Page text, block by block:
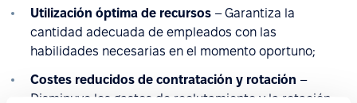
Utilización óptima de recursos – Garantiza la
cantidad adecuada de empleados con las
habilidades necesarias en el momento oportuno;
Costes reducidos de contratación y rotación –
Disminuye los gastos de reclutamiento y la rotación